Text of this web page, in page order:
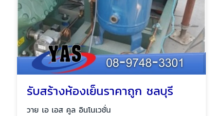
รับสร้างห้องเย็นราคาถูก ชลบุรี
วาย เอ เอส คูล อินโนเวชั่น